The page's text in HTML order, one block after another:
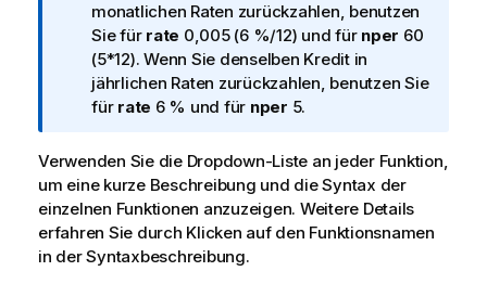
a
t
i
o
n
h
i
n
w
e
monatlichen Raten zurückzahlen, benutzen
Sie für rate 0,005 (6 %/12) und für nper 60
(5*12). Wenn Sie denselben Kredit in
jährlichen Raten zurückzahlen, benutzen Sie
für rate 6 % und für nper 5.
Verwenden Sie die Dropdown-Liste an jeder Funktion,
um eine kurze Beschreibung und die Syntax der
einzelnen Funktionen anzuzeigen. Weitere Details
erfahren Sie durch Klicken auf den Funktionsnamen
in der Syntaxbeschreibung.